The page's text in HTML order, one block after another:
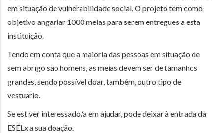
em situação de vulnerabilidade social. O projeto tem como
objetivo angariar 1000 meias para serem entregues a esta
instituição.
Tendo em conta que a maioria das pessoas em situação de
sem abrigo são homens, as meias devem ser de tamanhos
grandes, sendo possível doar, também, outro tipo de
vestuário.
Se estiver interessado/a em ajudar, pode deixar à entrada da
ESELx a sua doação.